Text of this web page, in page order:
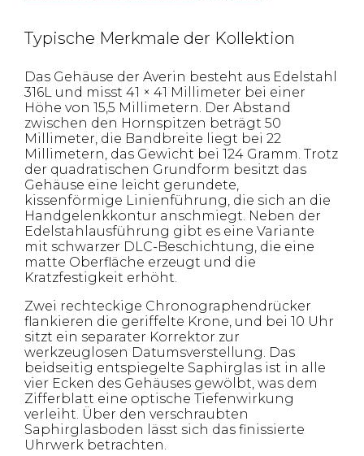
Typische Merkmale der Kollektion
Das Gehäuse der Averin besteht aus Edelstahl
316L und misst 41 × 41 Millimeter bei einer
Höhe von 15,5 Millimetern. Der Abstand
zwischen den Hornspitzen beträgt 50
Millimeter, die Bandbreite liegt bei 22
Millimetern, das Gewicht bei 124 Gramm. Trotz
der quadratischen Grundform besitzt das
Gehäuse eine leicht gerundete,
kissenförmige Linienführung, die sich an die
Handgelenkkontur anschmiegt. Neben der
Edelstahlausführung gibt es eine Variante
mit schwarzer DLC-Beschichtung, die eine
matte Oberfläche erzeugt und die
Kratzfestigkeit erhöht.
Zwei rechteckige Chronographendrücker
flankieren die geriffelte Krone, und bei 10 Uhr
sitzt ein separater Korrektor zur
werkzeuglosen Datumsverstellung. Das
beidseitig entspiegelte Saphirglas ist in alle
vier Ecken des Gehäuses gewölbt, was dem
Zifferblatt eine optische Tiefenwirkung
verleiht. Über den verschraubten
Saphirglasboden lässt sich das finissierte
Uhrwerk betrachten.